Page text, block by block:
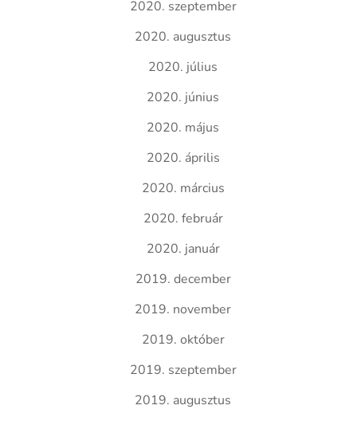
2020. szeptember
2020. augusztus
2020. július
2020. június
2020. május
2020. április
2020. március
2020. február
2020. január
2019. december
2019. november
2019. október
2019. szeptember
2019. augusztus